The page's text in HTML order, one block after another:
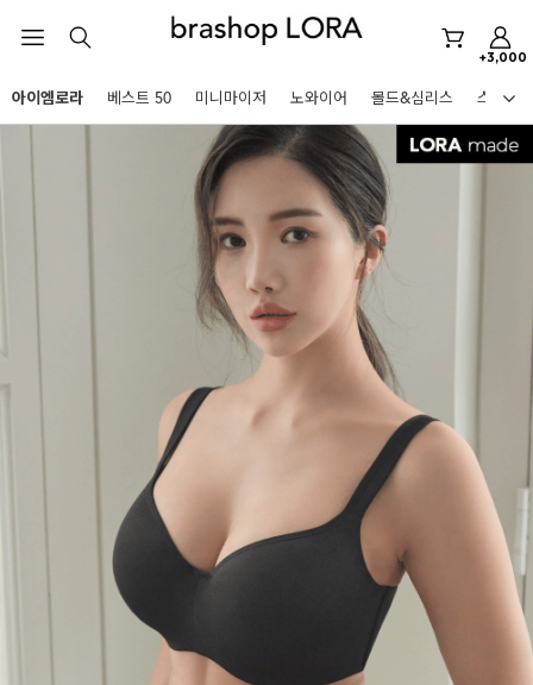
+3,000
HOT KEYWORDS
스포츠브라
르미스떼르
미니마이저
아이엠로라
스포츠브라
노와이어
르미스떼르
미니마이저
르미스떼르
아니타스포츠 스트랩리스
아이엠로라 베스트 50 미니마이저 노와이어 몰드&심리스 스포츠